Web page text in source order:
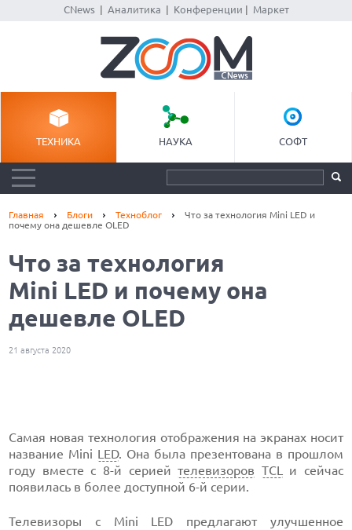
CNews| Аналитика Конференции Маркет
ТЕХНИКА НАУКА СОФТ
Главная Блоги Техноблог
Что за технология Mini LED и
почему она дешевле OLED
Что за технология
Mini LED и почему она
дешевле OLED
21 августа 2020
Самая новая технология отображения на экранах носит
название Mini LED. Она была презентована в прошлом
году вместе с 8-й сериейтелевизоров TCL
и сейчас
появилась в более доступной 6-й серии.
Телевизоры с Mini LED предлагают улучшенное